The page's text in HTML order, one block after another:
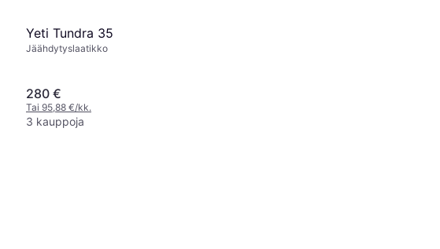
Yeti Tundra 35
Jäähdytyslaatikko
280 €
Tai 95,88 €/kk.
3 kauppoja